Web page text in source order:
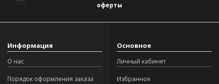
оферты
Информация
О нас
Порядок оформления заказа
Основное
Личный кабинет
Избранное